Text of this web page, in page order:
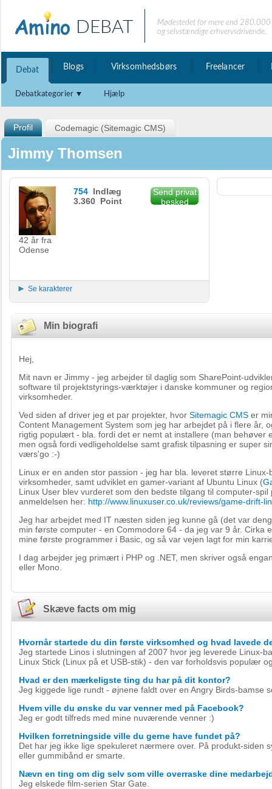
DEBAT
Mødestedet for mere end
og selvstændige erhvervsdrivende.
Debat Blogs Virksomhedsbørs Freelancer
Debatkategorier Hjælp
Profil Codemagic (Sitemagic CMS)
Jimmy Thomsen
42 år fra
Odense
754 Indlæg
3.360 Point
Send privat
besked
Se karakterer
Min biografi
Hej,
Mit navn er Jimmy - jeg arbejder til daglig som SharePoint-
software til projektstyrings-værktøjer i danske kommuner og
virksomheder.
Ved siden af driver jeg et par projekter, hvor Sitemagic CMS er
Content Management System som jeg har arbejdet på i flere år,
rigtig populært - bla. fordi det er nemt at installere (man behøver
men også fordi vedligeholdelse samt grafisk tilpasning er super
værs'go :-)
Linux er en anden stor passion - jeg har bla. leveret større
virksomheder, samt udviklet en gamer-variant af Ubuntu Linux (
Linux User blev vurderet som den bedste tilgang til computer-
anmeldelsen her: http://www.linuxuser.co.uk/reviews/game-drift-
Jeg har arbejdet med IT næsten siden jeg kunne gå (det var
min første computer - en Commodore 64 - da jeg var 9 år. Cirka
mine første programmer i Basic, og så var vejen lagt for min
I dag arbejder jeg primært i PHP og .NET, men skriver også
eller Mono.
Skæve facts om mig
Hvornår startede du din første virksomhed og hvad lavede
Jeg startede Linos i slutningen af 2007 hvor jeg leverede Linux-
Linux Stick (Linux på et USB-stik) - den var forholdsvis populær
Hvad er den mærkeligste ting du har på dit kontor?
Jeg kiggede lige rundt - øjnene faldt over en Angry Birds-bamse
Hvem ville du ønske du var venner med på Facebook?
Jeg er godt tilfreds med mine nuværende venner :)
Hvilken forretningside ville du gerne have fundet på?
Det har jeg ikke lige spekuleret nærmere over. På produkt-siden
eller gummibånd er smarte.
Nævn en ting om dig selv som ville overraske dine
Jeg elskede film-serien Star Gate.